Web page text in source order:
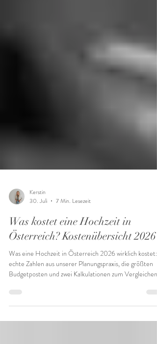
Kerstin
30. Juli
7 Min. Lesezeit
Was kostet eine Hochzeit in
Österreich? Kostenübersicht 2026
Was eine Hochzeit in Österreich 2026 wirklich kostet:
echte Zahlen aus unserer Planungspraxis, die größten
Österreich.